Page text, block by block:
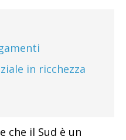
in ricchezza
che il Sud è un